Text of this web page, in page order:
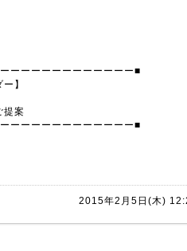
ーーーーーーーーーーーー■
】
提案
ーーーーーーーーーーーー■
2015年2月5日(木)